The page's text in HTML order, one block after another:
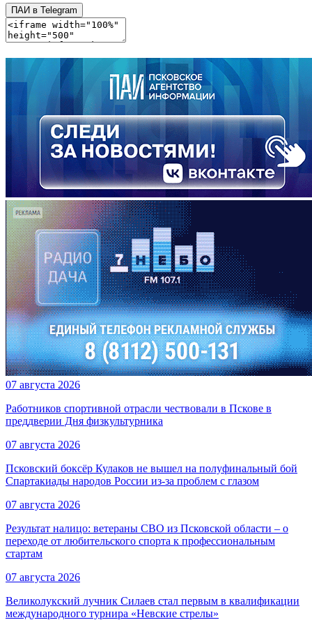
ПАИ в Telegram
07 августа 2026
Работников спортивной отрасли чествовали в Пскове в
преддверии Дня физкультурника
07 августа 2026
Псковский боксёр Кулаков не вышел на полуфинальный бой
Спартакиады народов России из-за проблем с глазом
07 августа 2026
Результат налицо: ветераны СВО из Псковской области – о
переходе от любительского спорта к профессиональным
стартам
07 августа 2026
Великолукский лучник Силаев стал первым в квалификации
международного турнира «Невские стрелы»